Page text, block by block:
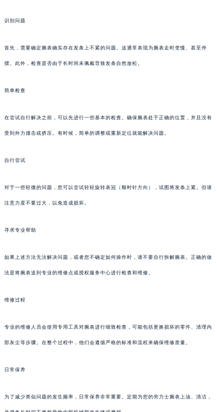
识别问题
首先，需要确定腕表确实存在发条上不紧的问题。这通常表现为腕表走时变慢、甚至停
摆。此外，检查是否由于长时间未佩戴导致发条自然放松。
简单检查
在尝试自行解决之前，可以先进行一些基本的检查。确保腕表处于正确的位置，并且没有
受到外力撞击或挤压。有时候，简单的调整或重新定位就能解决问题。
自行尝试
对于一些轻微的问题，您可以尝试轻轻旋转表冠（顺时针方向），试图将发条上紧。但请
注意力度不要过大，以免造成损坏。
寻求专业帮助
如果上述方法无法解决问题，或者您不确定如何操作时，请不要自行拆解腕表。正确的做
法是将腕表送到专业的维修点或授权服务中心进行检查和维修。
维修过程
专业的维修人员会使用专用工具对腕表进行细致检查，可能包括更换损坏的零件、清理内
部灰尘等步骤。在整个过程中，他们会遵循严格的标准和流程来确保维修质量。
日常保养
为了减少类似问题的发生频率，日常保养非常重要。定期为您的劳力士腕表上油、清洁，